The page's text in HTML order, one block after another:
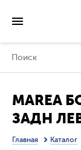
MAREA
ЗАДН
ГРУНТ
Главная Каталог